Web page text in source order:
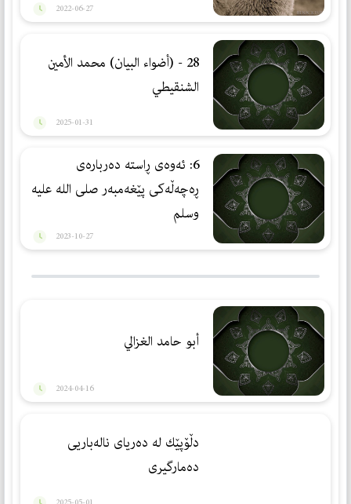
2022-06-27
28 - (أضواء البيان) محمد الأمين
الشنقيطي
2025-01-31
6: ئه‌وه‌ی ڕاسته‌ ده‌رباره‌ی
ڕه‌چه‌ڵه‌كی پێغه‌مبه‌ر صلی الله علیه
وسلم
2023-10-27
أبو حامد الغزالي
2024-04-16
دڵۆپێك لە دەریای نالەباریی
دەمارگیری